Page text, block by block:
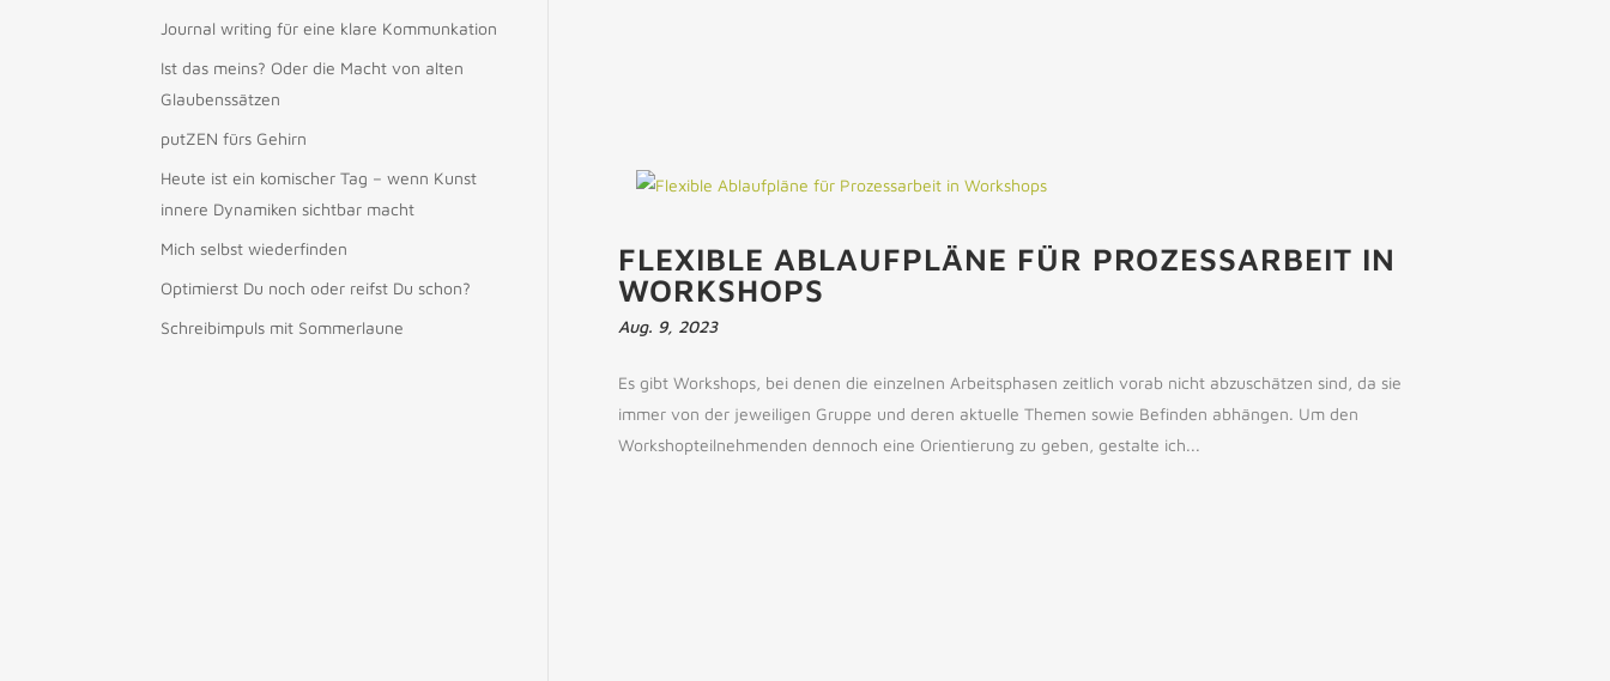
FLEXIBLE ABLAUFPLÄNE FÜR PROZESSARBEIT IN
WORKSHOPS
Aug. 9, 2023
Es gibt Workshops, bei denen die einzelnen Arbeitsphasen zeitlich vorab nicht abzuschätzen sind, da sie
immer von der jeweiligen Gruppe und deren aktuelle Themen sowie Befinden abhängen. Um den
Workshopteilnehmenden dennoch eine Orientierung zu geben, gestalte ich...
Journal writing für eine klare Kommunkation
Ist das meins? Oder die Macht von alten
Glaubenssätzen
putZEN fürs Gehirn
Heute ist ein komischer Tag – wenn Kunst
innere Dynamiken sichtbar macht
Mich selbst wiederfinden
Optimierst Du noch oder reifst Du schon?
Schreibimpuls mit Sommerlaune